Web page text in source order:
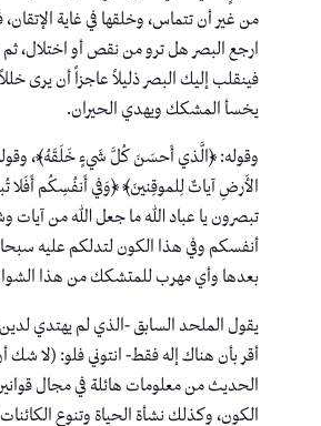
من غير أن تتماس، وخلقها في غاية الإتقان،
ارجع البصر هل ترو من نقص أو اختلال، ثم
فينقلب إليك البصر ذليلاً عاجزاً أن يرى
يخسأ المشكك ويهدي الحيران.
وقوله: ﴿الَّذي أَحسَنَ كُلَّ شَيءٍ خَلَقَهُ﴾، وقوله
الأَرضِ آياتٌ لِلموقِنينَ﴾ ﴿وَفي أَنفُسِكُم أَفَلا
تبصرون يا عباد الله ما جعل الله من آيات
أنفسكم وفي هذا الكون لتدلكم عليه
بعدها وأي مهرب للمتشكك من هذا
يقول الملحد السابق -الذي لم يهتدي لدين
أقر بأن هناك إله فقط- انتوني فلو: (لا شك
الحديث من معلومات هائلة في مجال
الكون، وكذلك نشأة الحياة وتنوع